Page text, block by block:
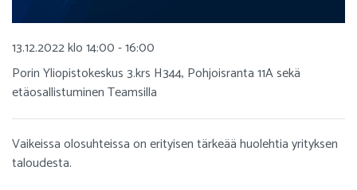
13.12.2022 klo 14:00 - 16:00
Porin Yliopistokeskus 3.krs H344, Pohjoisranta 11A sekä
etäosallistuminen Teamsilla
Vaikeissa olosuhteissa on erityisen tärkeää huolehtia yrityksen
taloudesta.